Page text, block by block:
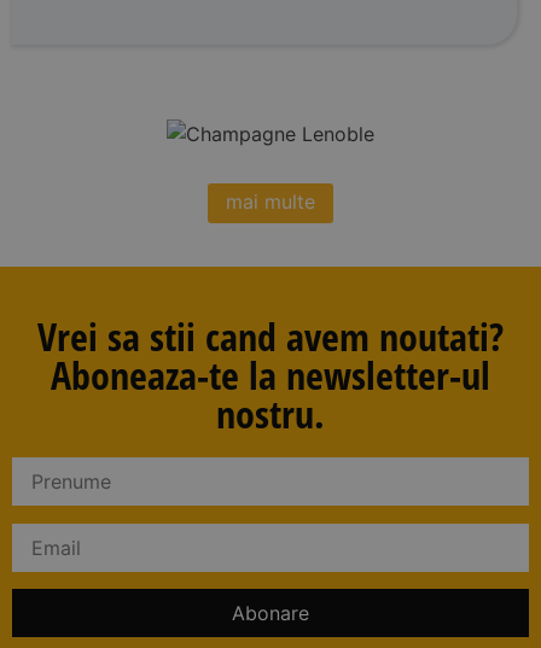
mai multe
Vrei sa stii cand avem noutati?
Aboneaza-te la newsletter-ul
nostru.